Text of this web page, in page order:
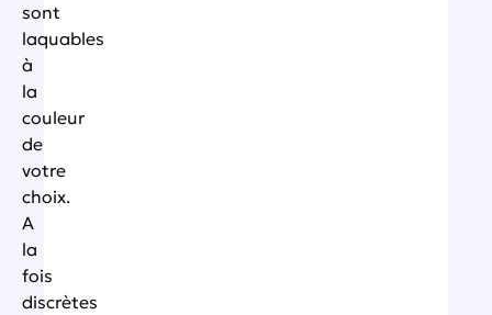
sont
laquables
à
la
couleur
de
votre
choix.
A
la
fois
discrètes